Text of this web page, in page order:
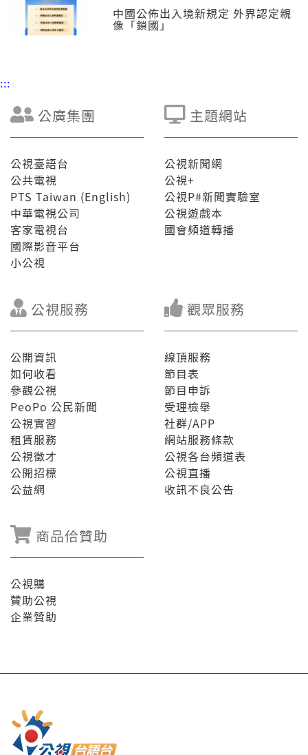
中國公佈出入境新規定 外界認定親
像「鎖國」
:::
公廣集團
公視臺語台
公共電視
PTS Taiwan (English)
中華電視公司
客家電視台
國際影音平台
小公視
主題網站
公視新聞網
公視+
公視P#新聞實驗室
公視遊戲本
國會頻道轉播
公視服務
公開資訊
如何收看
參觀公視
PeoPo 公民新聞
公視實習
租賃服務
公視徵才
公開招標
公益網
觀眾服務
線頂服務
節目表
節目申訴
受理檢舉
社群/APP
網站服務條款
公視各台頻道表
公視直播
收訊不良公告
商品佮贊助
公視購
贊助公視
企業贊助